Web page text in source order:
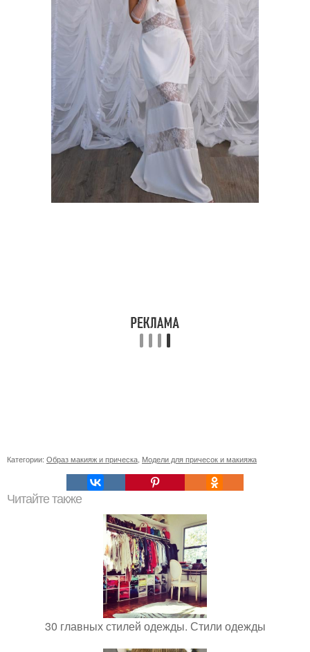
Категории: Образ макияж и прическа Модели для причесок и макияжа
Читайте также
30 главных стилей одежды. Стили одежды